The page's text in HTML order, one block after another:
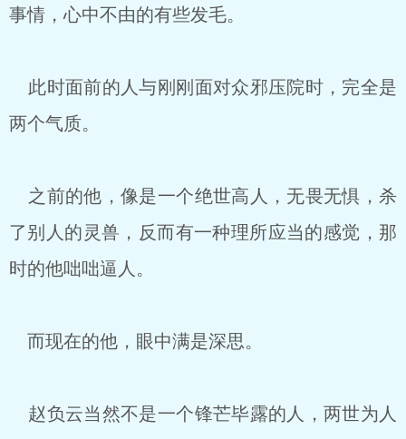
事情，心中不由的有些发毛。
此时面前的人与刚刚面对众邪压院时，完全是
两个气质。
之前的他，像是一个绝世高人，无畏无惧，杀
了别人的灵兽，反而有一种理所应当的感觉，那
时的他咄咄逼人。
而现在的他，眼中满是深思。
赵负云当然不是一个锋芒毕露的人，两世为人